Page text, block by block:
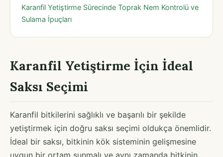
Karanfil Yetiştirme Sürecinde Toprak Nem Kontrolü ve
Sulama İpuçları
Karanfil Yetiştirme İçin İdeal
Saksı Seçimi
Karanfil bitkilerini sağlıklı ve başarılı bir şekilde
yetiştirmek için doğru saksı seçimi oldukça önemlidir.
İdeal bir saksı, bitkinin kök sisteminin gelişmesine
uygun bir ortam sunmalı ve aynı zamanda bitkinin